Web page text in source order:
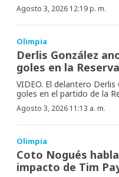
Agosto 3, 2026 12:19 p. m.
Olimpia
Derlis González
goles en la
VIDEO. El delantero
goles en el partido de la
Agosto 3, 2026 11:13 a. m.
Olimpia
Coto Nogués
impacto de Tim